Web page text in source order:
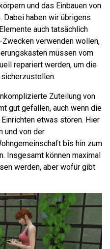
und das Einbauen von
haben wir übrigens
auch tatsächlich
verwenden wollen,
müssen vom
repariert werden, um die
Zuteilung von
gut gefallen, auch wenn die
etwas stören. Hier
und von der
bis hin zum
Insgesamt können maximal
werden, aber wofür gibt